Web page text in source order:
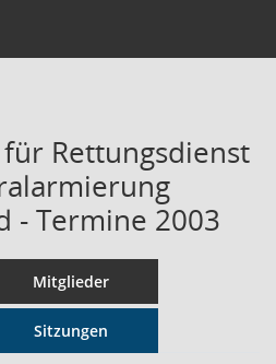
Rettungsdienst
- Termine 2003
Mitglieder
Sitzungen